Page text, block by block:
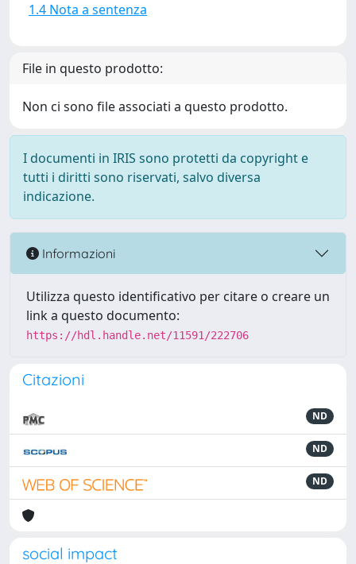
1.4 Nota a sentenza
File in questo prodotto:
Non ci sono file associati a questo prodotto.
I documenti in IRIS sono protetti da copyright e
tutti i diritti sono riservati, salvo diversa
indicazione.
Informazioni
Utilizza questo identificativo per citare o creare un
link a questo documento:
https://hdl.handle.net/11591/222706
Citazioni
ND
ND
ND
social impact